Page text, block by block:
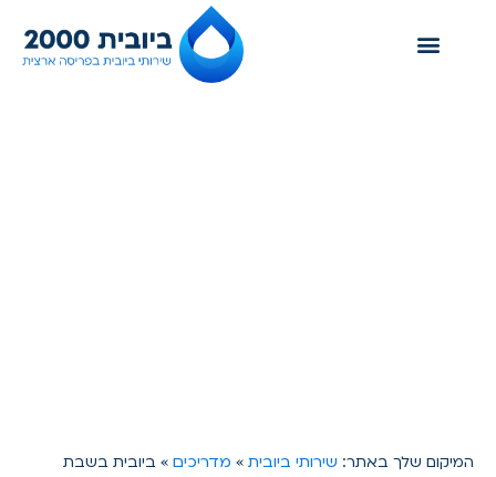
המיקום שלך באתר: שירותי ביובית » מדריכים » ביובית בשבת